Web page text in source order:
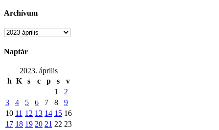
Archívum
Archívum
Naptár
2023. április
h K s c p s
v
1
2
3
4 5 6 7 8
9
10 11 12 13 14 15 16
17 18 19 20 21 22 23